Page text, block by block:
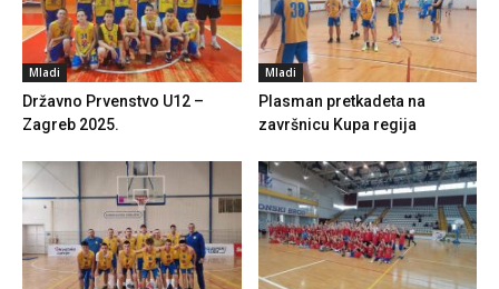
Mladi
Državno Prvenstvo U12 –
Zagreb 2025.
Mladi
Plasman pretkadeta na
završnicu Kupa regija